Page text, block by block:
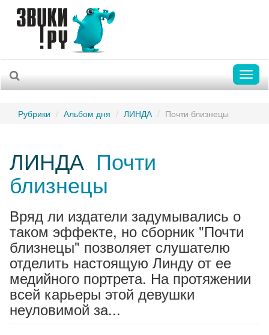
Рубрики Альбом дня ЛИНДА Почти близнецы
ЛИНДА Почти
близнецы
Вряд ли издатели задумывались о
таком эффекте, но сборник "Почти
близнецы" позволяет слушателю
отделить настоящую Линду от ее
медийного портрета. На протяжении
всей карьеры этой девушки
неуловимой за...